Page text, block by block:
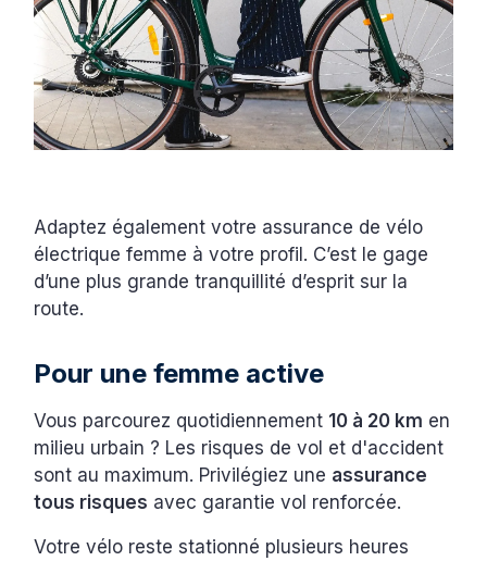
Adaptez également votre assurance de vélo
électrique femme à votre profil. C’est le gage
d’une plus grande tranquillité d’esprit sur la
route.
Pour une femme active
Vous parcourez quotidiennement 10 à 20 km en
milieu urbain ? Les risques de vol et d'accident
sont au maximum. Privilégiez une assurance
tous risques avec garantie vol renforcée.
Votre vélo reste stationné plusieurs heures